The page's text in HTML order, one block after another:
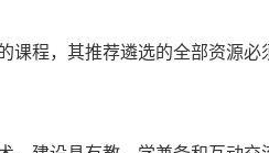
及在线助教的酬金由学校单独
程，其推荐遴选的全部资源必